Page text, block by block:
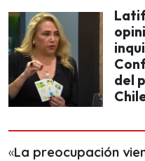
del
«La preocupación